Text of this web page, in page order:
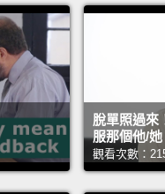
脫單照過來
服那個他/她
觀看次數：